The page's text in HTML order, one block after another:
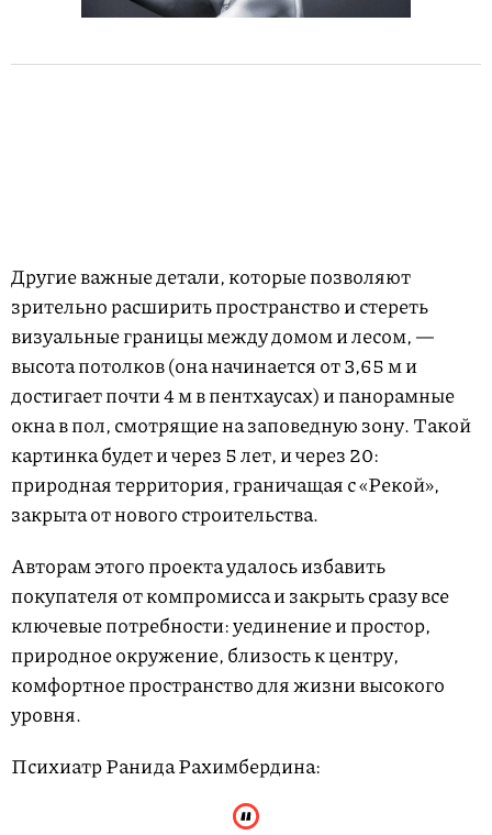
Другие важные детали, которые позволяют
зрительно расширить пространство и стереть
визуальные границы между домом и лесом, —
высота потолков (она начинается от 3,65 м и
достигает почти 4 м в пентхаусах) и панорамные
окна в пол, смотрящие на заповедную зону. Такой
картинка будет и через 5 лет, и через 20:
природная территория, граничащая с «Рекой»,
закрыта от нового строительства.
Авторам этого проекта удалось избавить
покупателя от компромисса и закрыть сразу все
ключевые потребности: уединение и простор,
природное окружение, близость к центру,
комфортное пространство для жизни высокого
уровня.
Психиатр Ранида Рахимбердина: